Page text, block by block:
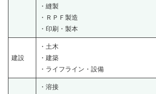
・縫製
・ＲＰＦ製造
・印刷・製本
建設
・土木
・建築
・ライフライン・設備
・溶接